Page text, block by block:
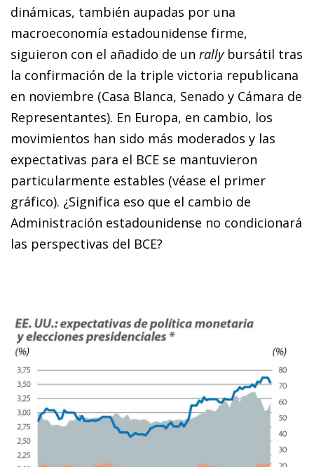
dinámicas, también aupadas por una
macroeconomía estadounidense firme,
siguieron con el añadido de un rallybursátil tras
la confirmación de la triple victoria republicana
en noviembre (Casa Blanca, Senado y Cámara de
Representantes). En Europa, en cambio, los
movimientos han sido más moderados y las
expectativas para el BCE se mantuvieron
particularmente estables (véase el primer
gráfico). ¿Significa eso que el cambio de
Administración estadounidense no condicionará
las perspectivas del BCE?